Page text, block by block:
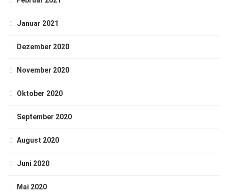
Januar 2021
Dezember 2020
November 2020
Oktober 2020
September 2020
August 2020
Juni 2020
Mai 2020